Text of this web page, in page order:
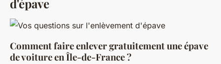
d'épave
Comment faire enlever gratuitement une épave
de voiture en Île-de-France ?